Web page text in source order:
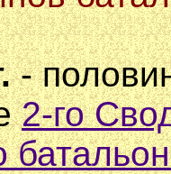
-
2-го